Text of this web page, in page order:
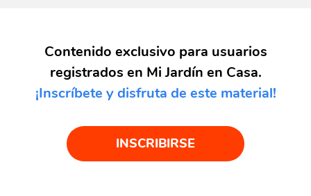
Contenido exclusivo para usuarios
registrados en Mi Jardín en Casa.
¡Inscríbete y disfruta de este material!
INSCRIBIRSE